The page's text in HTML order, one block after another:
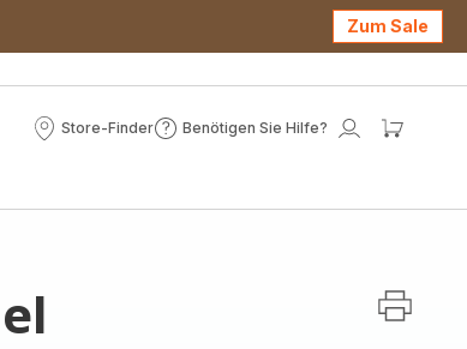
Zum Sale
Store-Finder
Store-
Benötigen Sie Hilfe?
Benötigen
Mein